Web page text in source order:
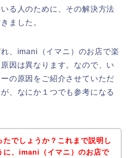
る人のために、その解決方法
ました。
、imani（イマニ）のお店で楽
因は異なります。なので、い
の原因をご紹介させていただ
、なにか１つでも参考になる
たでしょうか？これまで説明し
に、imani（イマニ）のお店で